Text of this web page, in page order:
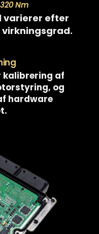
Nm
varierer efter
kalibrering af
og
hardware